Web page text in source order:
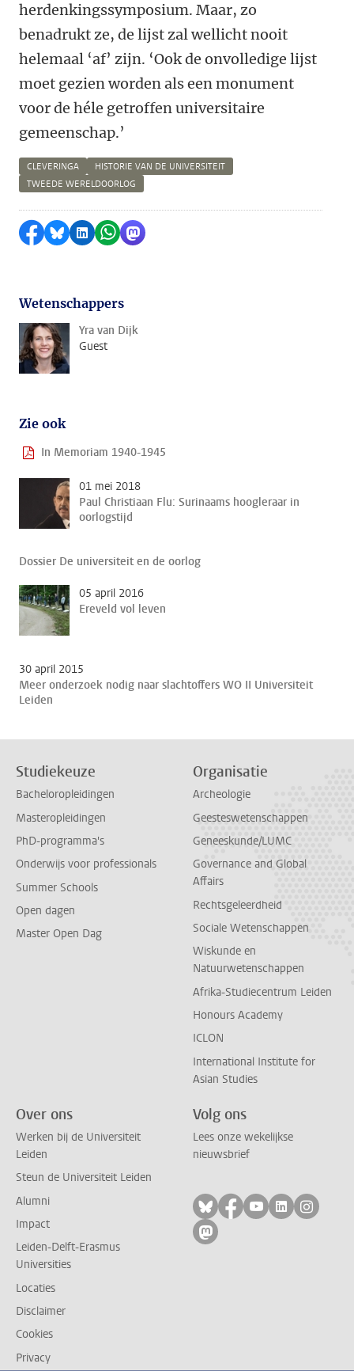
herdenkingssymposium. Maar, zo
benadrukt ze, de lijst zal wellicht nooit
helemaal ‘af’ zijn. ‘Ook de onvolledige lijst
moet gezien worden als een monument
voor de héle getroffen universitaire
gemeenschap.’
CLEVERINGA
HISTORIE VAN DE UNIVERSITEIT
TWEEDE WERELDOORLOG
Delen op Facebook
Delen via Bluesky
Delen op LinkedIn
Delen via WhatsApp
Delen via Mastodon
Wetenschappers
Yra van Dijk
Guest
Zie ook
In Memoriam 1940-1945
01 mei 2018
Paul Christiaan Flu: Surinaams hoogleraar in
oorlogstijd
Dossier De universiteit en de oorlog
05 april 2016
Ereveld vol leven
30 april 2015
Meer onderzoek nodig naar slachtoffers WO II Universiteit
Leiden
Studiekeuze
Bacheloropleidingen
Masteropleidingen
PhD-programma's
Onderwijs voor professionals
Summer Schools
Open dagen
Master Open Dag
Organisatie
Archeologie
Geesteswetenschappen
Geneeskunde/LUMC
Governance and Global
Affairs
Rechtsgeleerdheid
Sociale Wetenschappen
Wiskunde en
Natuurwetenschappen
Afrika-Studiecentrum Leiden
Honours Academy
ICLON
International Institute for
Asian Studies
Over ons
Werken bij de Universiteit
Leiden
Steun de Universiteit Leiden
Alumni
Impact
Leiden-Delft-Erasmus
Universities
Locaties
Disclaimer
Cookies
Privacy
Volg ons
Lees onze wekelijkse
nieuwsbrief
Volg ons op bluesky
Volg ons op
Volg ons op
Volg ons
Volg
Volg ons op mastodon